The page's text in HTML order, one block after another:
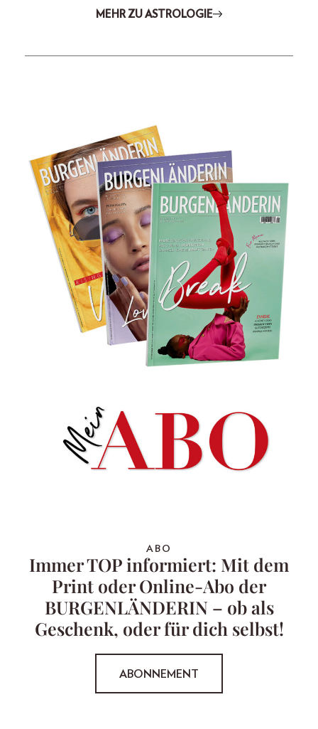
MEHR ZU ASTROLOGIE
ABO
Immer TOP informiert: Mit dem
Print oder Online-Abo der
BURGENLÄNDERIN – ob als
Geschenk, oder für dich selbst!
ABONNEMENT